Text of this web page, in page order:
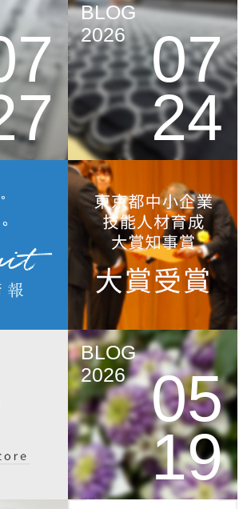
BLOG
2026
07
24
BLOG
2026
05
19